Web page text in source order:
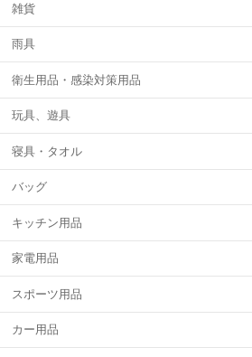
雑貨
雨具
衛生用品・感染対策用品
玩具、遊具
寝具・タオル
バッグ
キッチン用品
家電用品
スポーツ用品
カー用品